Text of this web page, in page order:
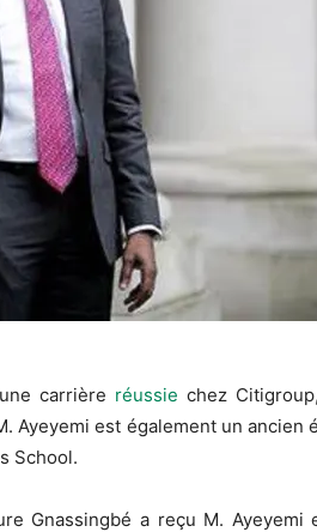
carrière réussie chez
Ayeyemi est également un ancien
School.
Gnassingbé a reçu M. Ayeyemi